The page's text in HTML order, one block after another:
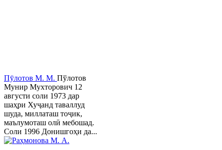
Пӯлотов М. М. Пўлотов
Мунир Мухторович 12
августи соли 1973 дар
шаҳри Хуҷанд таваллуд
шуда, миллаташ тоҷик,
маълумоташ олӣ мебошад.
Соли 1996 Донишгоҳи да...